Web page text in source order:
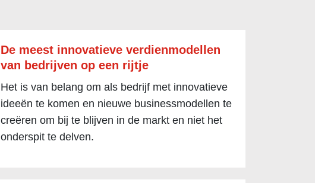
De meest innovatieve verdienmodellen
van bedrijven op een rijtje
Het is van belang om als bedrijf met innovatieve
ideeën te komen en nieuwe businessmodellen te
creëren om bij te blijven in de markt en niet het
onderspit te delven.